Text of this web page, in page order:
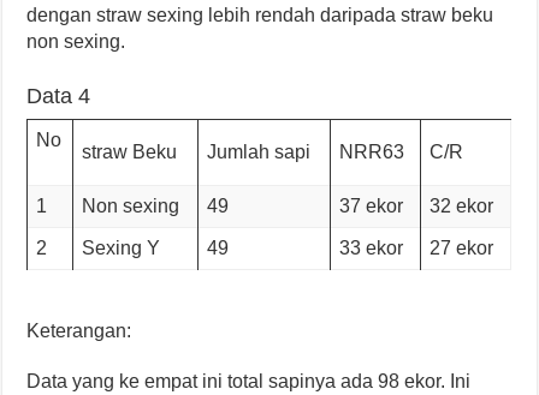
dengan straw sexing lebih rendah daripada straw beku
non sexing.
Data 4
No
straw Beku Jumlah sapi NRR63 C/R
1 Non sexing 49 37 ekor 32 ekor
2 Sexing Y 49 33 ekor 27 ekor
Keterangan:
Data yang ke empat ini total sapinya ada 98 ekor. Ini